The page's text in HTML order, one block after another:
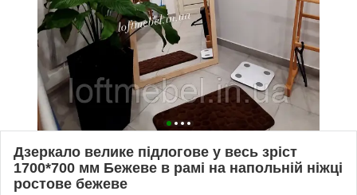
Дзеркало велике підлогове у весь зріст
1700*700 мм Бежеве в рамі на напольній ніжці
ростове бежеве